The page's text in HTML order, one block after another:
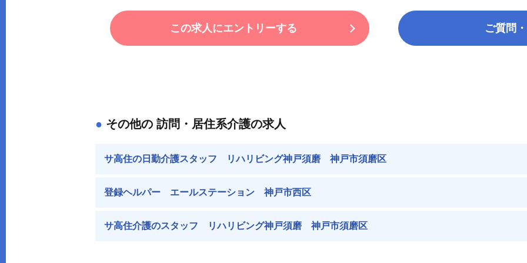
この求人にエントリーする ご質問
● その他の 訪問・居住系介護の求人
サ高住の日勤介護スタッフ リハリビング神戸須磨 神戸市須磨区
登録ヘルパー エールステーション 神戸市西区
サ高住介護のスタッフ リハリビング神戸須磨 神戸市須磨区